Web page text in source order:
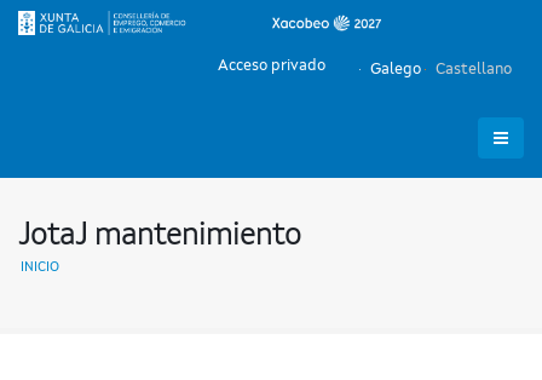
Galego Castellano
Acceso privado
JotaJ mantenimiento
INICIO